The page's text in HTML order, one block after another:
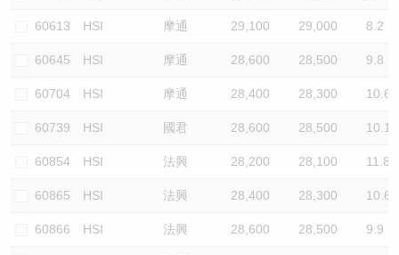
60613 HSI 摩通 29,100 29,000 8.2
60645 HSI 摩通 28,600 28,500 9.8
60704 HSI 摩通 28,400 28,300 10.6
60739 HSI 國君 28,600 28,500 10.1
60854 HSI 法興 28,200 28,100 11.8
60865 HSI 法興 28,400 28,300 10.6
60866 HSI 法興 28,600 28,500 9.9